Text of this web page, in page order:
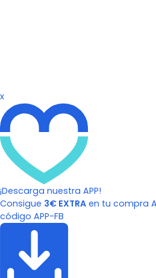
x
¡Descarga nuestra APP!
Consigue 3€ EXTRA en tu compra
código APP-FB